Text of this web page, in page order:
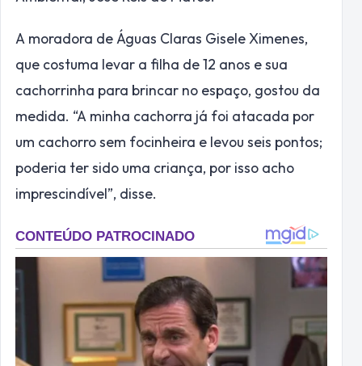
A moradora de Águas Claras Gisele Ximenes,
que costuma levar a filha de 12 anos e sua
cachorrinha para brincar no espaço, gostou da
medida. “A minha cachorra já foi atacada por
um cachorro sem focinheira e levou seis pontos;
poderia ter sido uma criança, por isso acho
imprescindível”, disse.